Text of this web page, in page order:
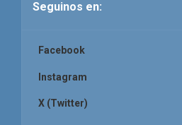
Seguinos en:
Facebook
Instagram
X (Twitter)